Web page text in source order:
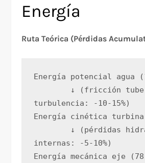
Energía
Ruta Teórica (Pérdidas
Energía potencial agua
turbulencia: -10-15%)
Energía cinética turbina
internas: -5-10%)
Energía mecánica eje